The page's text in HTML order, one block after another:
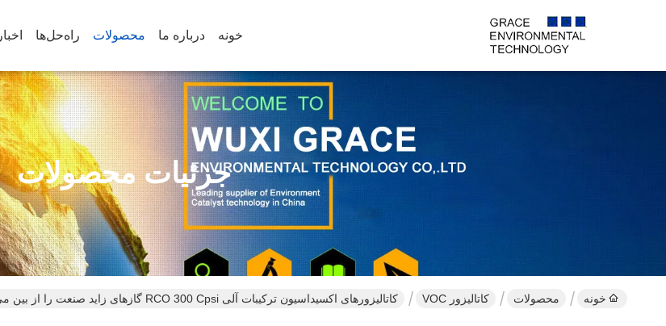
خونه درباره ما محصولات راه‌حل‌ها اخبار
جزئیات محصولات
خونه محصولات کاتالیزور VOC کاتالیزورهای اکسیداسیون ترکیبات آلی RCO 300 Cpsi گازهای زاید صنعت را از بین می برند